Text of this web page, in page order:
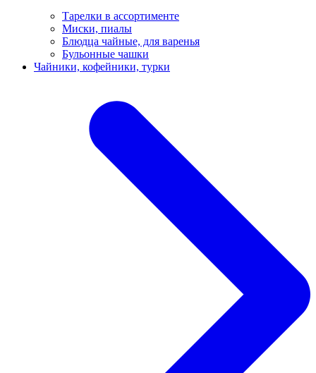
Тарелки в ассортименте
Миски, пиалы
Блюдца чайные, для варенья
Бульонные чашки
Чайники, кофейники, турки